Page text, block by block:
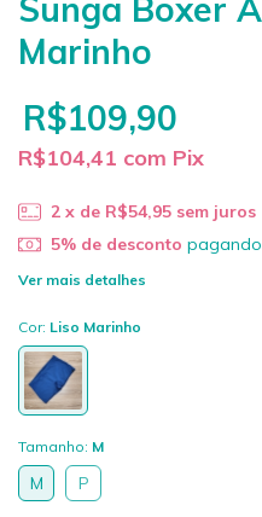
Sunga Boxer
Marinho
R$109,90
R$104,41 com Pix
2 x de R$54,95 sem juros
5% de desconto
Ver mais detalhes
Cor: Liso Marinho
Tamanho: M
M P